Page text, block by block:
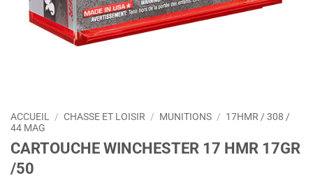
ACCUEIL / CHASSE ET LOISIR / MUNITIONS / 17HMR / 308 /
44 MAG
CARTOUCHE WINCHESTER 17 HMR 17GR
/50